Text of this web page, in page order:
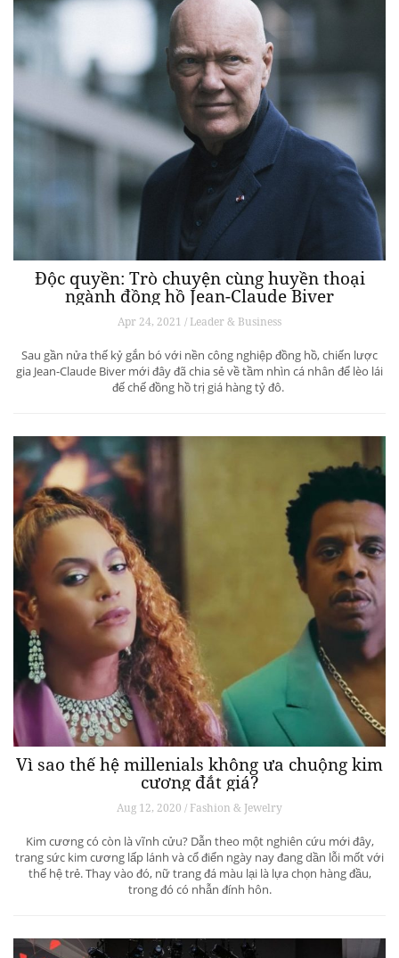
Độc quyền: Trò chuyện cùng huyền thoại
ngành đồng hồ Jean-Claude Biver
Apr 24, 2021 / Leader & Business
Sau gần nửa thế kỷ gắn bó với nền công nghiệp đồng hồ, chiến lược
gia Jean-Claude Biver mới đây đã chia sẻ về tầm nhìn cá nhân để lèo lái
đế chế đồng hồ trị giá hàng tỷ đô.
Vì sao thế hệ millenials không ưa chuộng kim
cương đắt giá?
Aug 12, 2020 / Fashion & Jewelry
Kim cương có còn là vĩnh cửu? Dẫn theo một nghiên cứu mới đây,
trang sức kim cương lấp lánh và cổ điển ngày nay đang dần lỗi mốt với
thế hệ trẻ. Thay vào đó, nữ trang đá màu lại là lựa chọn hàng đầu,
trong đó có nhẫn đính hôn.